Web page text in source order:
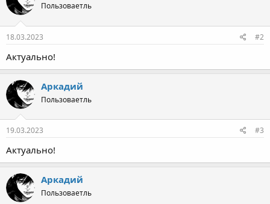
18.03.2023
Актуально!
Аркадий
Пользоваетль
19.03.2023
Актуально!
Аркадий
Пользоваетль